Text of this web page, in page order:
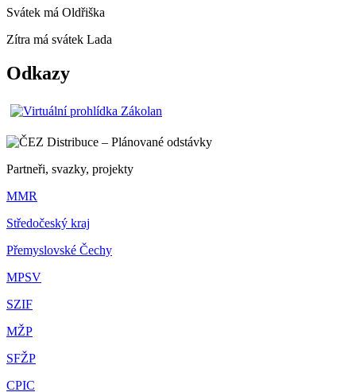
Svátek má Oldřiška
Zítra má svátek Lada
Odkazy
Partneři, svazky, projekty
MMR
Středočeský kraj
Přemyslovské Čechy
MPSV
SZIF
MŽP
SFŽP
CPIC